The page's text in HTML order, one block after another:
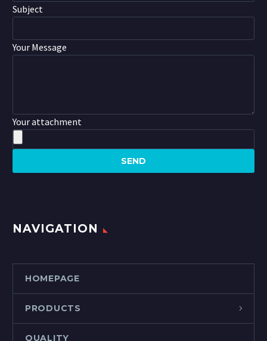
Subject
Your Message
Your attachment
NAVIGATION
HOMEPAGE
PRODUCTS
QUALITY